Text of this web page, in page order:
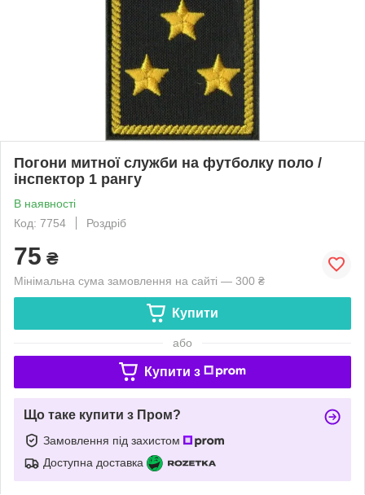
Погони митної служби на футболку поло /
інспектор 1 рангу
В наявності
Код: 7754
Роздріб
75 ₴
Мінімальна сума замовлення на сайті — 300 ₴
Купити
або
Купити з
Що таке купити з Пром?
Замовлення під захистом
Доступна доставка